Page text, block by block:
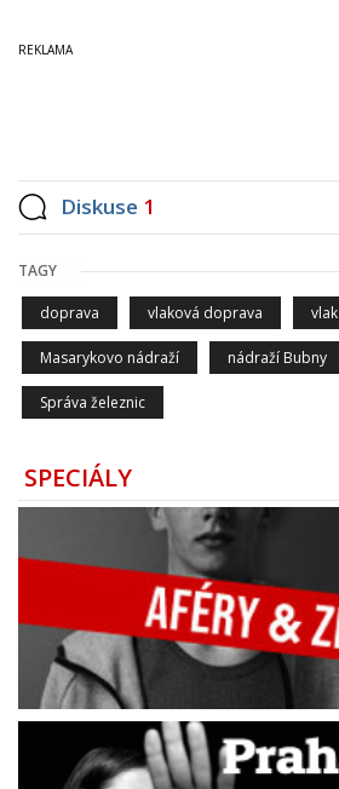
Diskuse 1
TAGY
doprava vlaková doprava vlak
Masarykovo nádraží nádraží Bubny
Správa železnic
SPECIÁLY